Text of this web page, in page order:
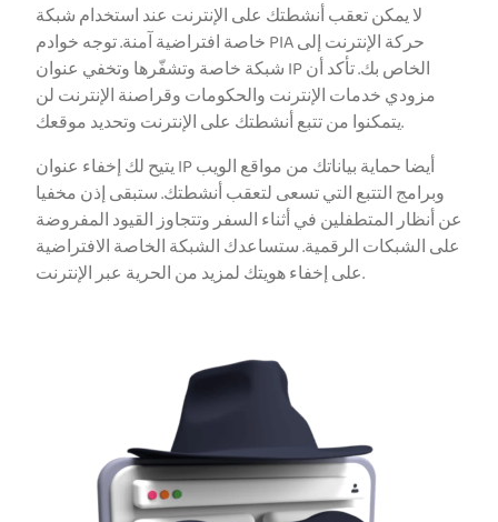
لا يمكن تعقب أنشطتك على الإنترنت عند استخدام شبكة
خاصة افتراضية آمنة. توجه خوادم PIA حركة الإنترنت إلى
شبكة خاصة وتشفّرها وتخفي عنوان IP الخاص بك. تأكد أن
مزودي خدمات الإنترنت والحكومات وقراصنة الإنترنت لن
يتمكنوا من تتبع أنشطتك على الإنترنت وتحديد موقعك.
يتيح لك إخفاء عنوان IP أيضا حماية بياناتك من مواقع الويب
وبرامج التتبع التي تسعى لتعقب أنشطتك. ستبقى إذن مخفيا
عن أنظار المتطفلين في أثناء السفر وتتجاوز القيود المفروضة
على الشبكات الرقمية. ستساعدك الشبكة الخاصة الافتراضية
على إخفاء هويتك لمزيد من الحرية عبر الإنترنت.